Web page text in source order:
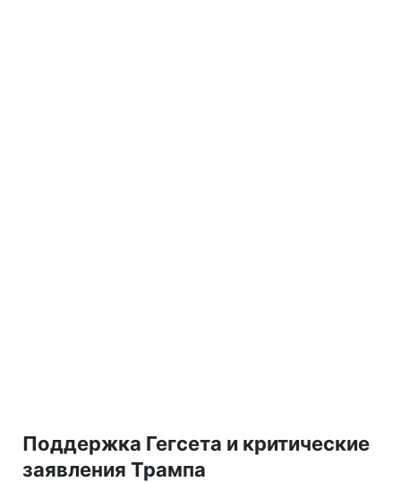
Поддержка Гегсета и критические
заявления Трампа